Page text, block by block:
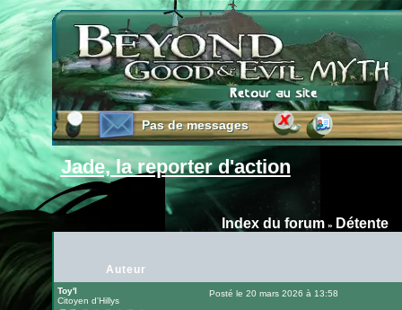
Pas de messages
Pas de messages
Jade, la reporter d'action
Index du forum» Détente
Auteur
Toy'l
Citoyen d'Hillys
Posté le 20 mars 2026 à 13:58